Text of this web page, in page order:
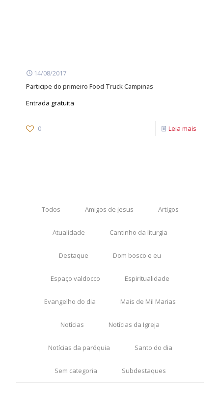
14/08/2017
Participe do primeiro Food Truck Campinas
Entrada gratuita
0 Leia mais
Todos Amigos de jesus Artigos
Atualidade Cantinho da liturgia
Destaque Dom bosco e eu
Espaço valdocco Espiritualidade
Evangelho do dia Mais de Mil Marias
Notícias Notícias da Igreja
Notícias da paróquia Santo do dia
Sem categoria Subdestaques